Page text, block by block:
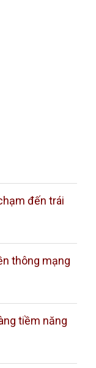
đến trái
thông mạng
tiềm năng